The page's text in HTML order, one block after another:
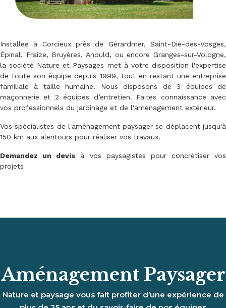
Installée à Corcieux près de Gérardmer, Saint-Dié-des-Vosges,
Épinal, Fraize, Bruyères, Anould, ou encore Granges-sur-Vologne,
la société Nature et Paysages met à votre disposition l'expertise
de toute son équipe depuis 1999, tout en restant une entreprise
familiale à taille humaine. Nous disposons de 3 équipes de
maçonnerie et 2 équipes d’entretien. Faites connaissance avec
vos professionnels du jardinage et de l'aménagement extérieur.
Vos spécialistes de l'aménagement paysager se déplacent jusqu'à
150 km aux alentours pour réaliser vos travaux.
Demandez un devis à vos paysagistes pour concrétiser vos
projets
Aménagement Paysager
Nature et paysage vous fait profiter d’une expérience de